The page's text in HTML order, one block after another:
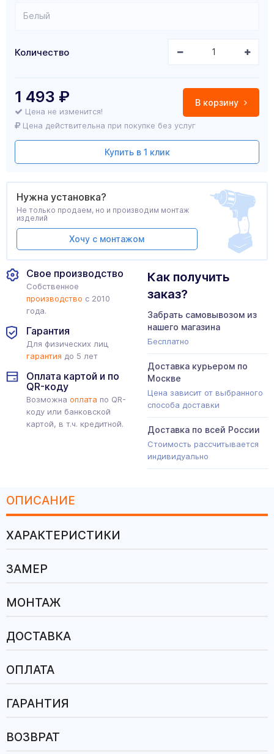
Белый
Количество
В корзину
1 493 ₽
Цена не изменится!
Цена действительна при покупке без услуг
Купить в 1 клик
Свое производство
Собственное
производство с 2010
года.
Гарантия
Для физических лиц
гарантия до 5 лет
Оплата картой и по
QR-коду
Возможна оплата по QR-
коду или банковской
картой, в т.ч. кредитной.
Как получить
заказ?
Забрать самовывозом из
нашего магазина
Бесплатно
Доставка курьером по
Москве
Цена зависит от выбранного
способа доставки
Доставка по всей России
Стоимость рассчитывается
индивидуально
Нужна установка?
Не только продаем, но и производим монтаж
изделий
Хочу с монтажом
ОПИСАНИЕ
ХАРАКТЕРИСТИКИ
ЗАМЕР
МОНТАЖ
ДОСТАВКА
ОПЛАТА
ГАРАНТИЯ
ВОЗВРАТ